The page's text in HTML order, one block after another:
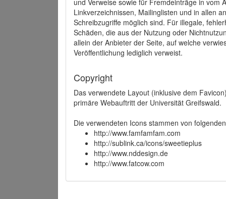
und Verweise sowie für Fremdeinträge in vom
Linkverzeichnissen, Mailinglisten und in allen
Schreibzugriffe möglich sind. Für illegale,
Schäden, die aus der Nutzung oder
allein der Anbieter der Seite, auf welche
Veröffentlichung lediglich verweist.
Copyright
Das verwendete Layout (inklusive dem
primäre Webauftritt der Universität Greifswald.
Die verwendeten Icons stammen von
http://www.famfamfam.com
http://sublink.ca/icons/sweetieplus
http://www.nddesign.de
http://www.fatcow.com